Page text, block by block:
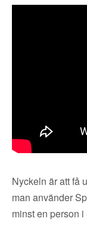
Nyckeln är att få
man använder
minst en person